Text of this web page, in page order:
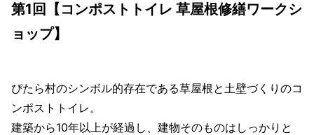
第1回【コンポストトイレ 草屋根修繕ワークシ
ョップ】
ぴたら村のシンボル的存在である草屋根と土壁づくりのコ
ンポストトイレ。
建築から10年以上が経過し、建物そのものはしっかりと